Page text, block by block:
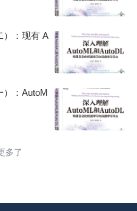
）：现有 A
）：AutoM
多了